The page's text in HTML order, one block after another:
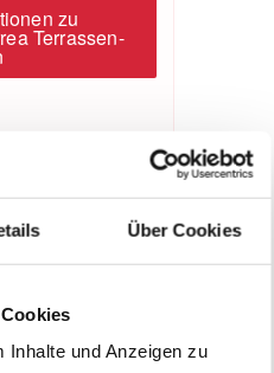
Über Cookies
Inhalte und Anzeigen zu
zu
Terrassen-